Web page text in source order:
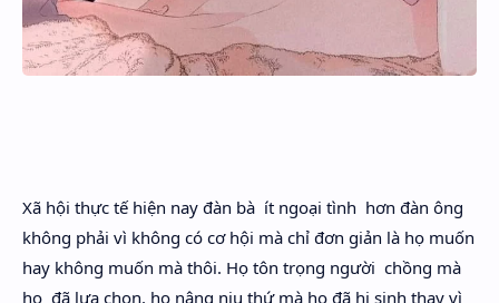
Xã hội thực tế hiện nay đàn bà ít ngoại tình hơn đàn ông
không phải vì không có cơ hội mà chỉ đơn giản là họ muốn
hay không muốn mà thôi. Họ tôn trọng người chồng mà
họ đã lựa chọn, họ nâng niu thứ mà họ đã hi sinh thay vì